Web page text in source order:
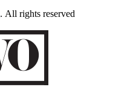
. All rights reserved